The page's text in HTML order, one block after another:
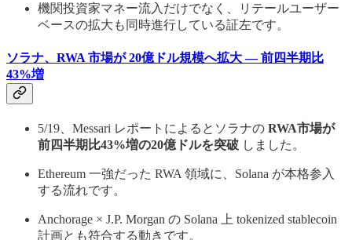
機関投資家マネー流入だけでなく、リテールユーザー
ベースの拡大も同時進行している証左です。
ソラナ、RWA 市場が 20億ドル規模へ拡大 — 前四半期比
43%増
5/19、Messari レポートによるとソラナの RWA市場が
前四半期比43%増の20億ドルを突破 しました。
Ethereum 一強だった RWA 領域に、Solana が本格参入
する流れです。
Anchorage × J.P. Morgan の Solana 上 tokenized stablecoin
計画とも符合する動きです。